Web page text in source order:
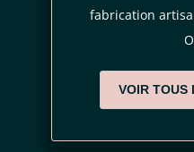
fabrication
VOIR TOUS